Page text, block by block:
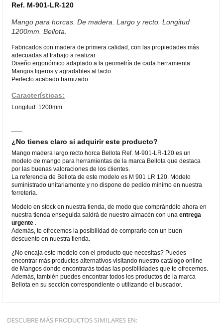
Ref. M-901-LR-120
Mango para horcas. De madera. Largo y recto. Longitud
1200mm. Bellota.
Fabricados con madera de primera calidad, con las propiedades más
adecuadas al trabajo a realizar.
Diseño ergonómico adaptado a la geometría de cada herramienta.
Mangos ligeros y agradables al tacto.
Perfecto acabado barnizado.
Características:
Longitud: 1200mm.
¿No tienes claro si adquirir este producto?
Mango madera largo recto horca Bellota Ref. M-901-LR-120 es un
modelo de mango para herramientas de la marca Bellota que destaca
por las buenas valoraciones de los clientes.
La referencia de Bellota de este modelo es M 901 LR 120. Modelo
suministrado unitariamente y no dispone de pedido mínimo en nuestra
ferretería.
Modelo en stock en nuestra tienda, de modo que comprándolo ahora en
nuestra tienda enseguida saldrá de nuestro almacén con unaentrega
urgente
Además, te ofrecemos la posibilidad de comprarlo con un buen
descuento en nuestra tienda.
¿No encaja este modelo con el producto que necesitas? Puedes
encontrar más productos alternativos visitando nuestro catálogo online
de Mangos donde encontrarás todas las posibilidades que te ofrecemos.
Además, también puedes encontrar todos los productos de la marca
Bellota en su sección correspondiente o utilizando el buscador.
DESCUBRE MÁS PRODUCTOS SIMILARES EN: